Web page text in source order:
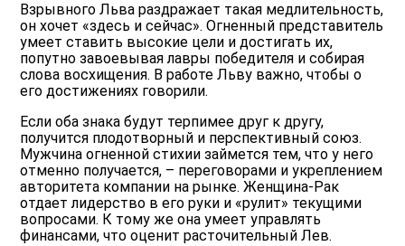
Взрывного Льва раздражает такая медлительность,
он хочет «здесь и сейчас». Огненный представитель
умеет ставить высокие цели и достигать их,
попутно завоевывая лавры победителя и собирая
слова восхищения. В работе Льву важно, чтобы о
его достижениях говорили.
Если оба знака будут терпимее друг к другу,
получится плодотворный и перспективный союз.
Мужчина огненной стихии займется тем, что у него
отменно получается, – переговорами и укреплением
авторитета компании на рынке. Женщина-Рак
отдает лидерство в его руки и «рулит» текущими
вопросами. К тому же она умеет управлять
финансами, что оценит расточительный Лев.